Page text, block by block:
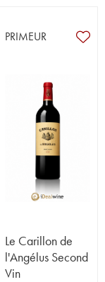
PRIMEUR
Le Carillon de
l'Angélus Second
Vin